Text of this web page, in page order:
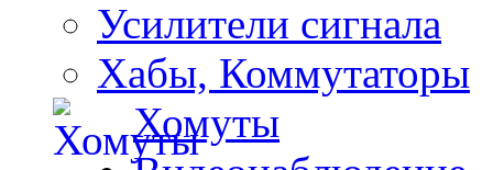
Усилители сигнала
Хабы, Коммутаторы
Хомуты